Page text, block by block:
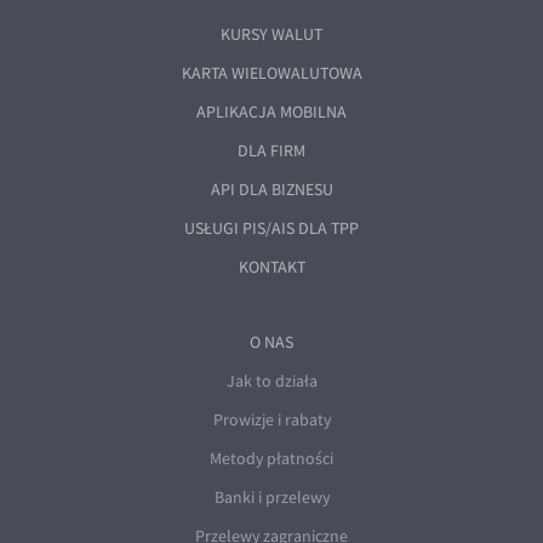
KURSY WALUT
KARTA WIELOWALUTOWA
APLIKACJA MOBILNA
DLA FIRM
API DLA BIZNESU
USŁUGI PIS/AIS DLA TPP
KONTAKT
O NAS
Jak to działa
Prowizje i rabaty
Metody płatności
Banki i przelewy
Przelewy zagraniczne